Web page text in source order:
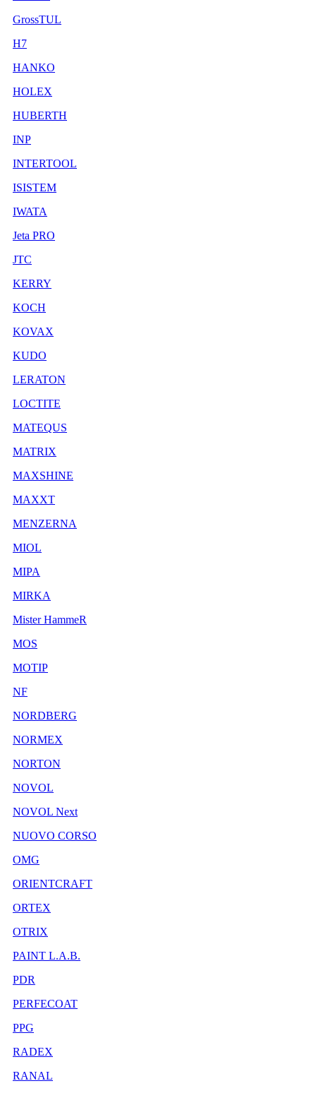
GrossTUL
H7
HANKO
HOLEX
HUBERTH
INP
INTERTOOL
ISISTEM
IWATA
Jeta PRO
JTC
KERRY
KOCH
KOVAX
KUDO
LERATON
LOCTITE
MATEQUS
MATRIX
MAXSHINE
MAXXT
MENZERNA
MIOL
MIPA
MIRKA
Mister HammeR
MOS
MOTIP
NF
NORDBERG
NORMEX
NORTON
NOVOL
NOVOL Next
NUOVO CORSO
OMG
ORIENTCRAFT
ORTEX
OTRIX
PAINT L.A.B.
PDR
PERFECOAT
PPG
RADEX
RANAL